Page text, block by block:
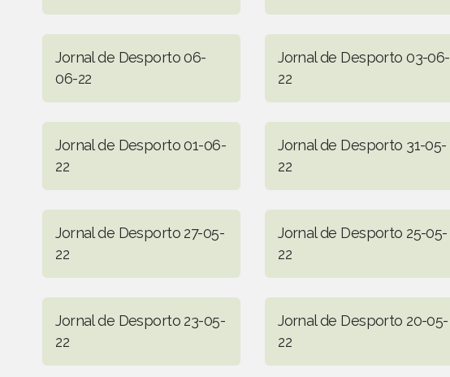
Jornal de Desporto 06-
06-22
Jornal de Desporto 03-06-
22
Jornal de Desporto 01-06-
22
Jornal de Desporto 31-05-
22
Jornal de Desporto 27-05-
22
Jornal de Desporto 25-05-
22
Jornal de Desporto 23-05-
22
Jornal de Desporto 20-05-
22